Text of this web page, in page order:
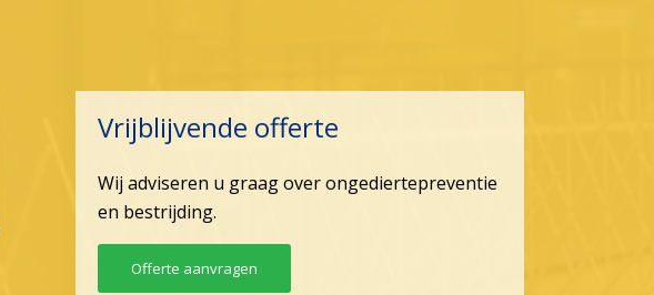
Vrijblijvende offerte
Wij adviseren u graag over ongediertepreventie
en bestrijding.
Offerte aanvragen